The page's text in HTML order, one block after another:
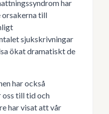
har
orsakerna till
sjukskrivningar
ökat dramatiskt de
har också
till tid och
har visat att vår